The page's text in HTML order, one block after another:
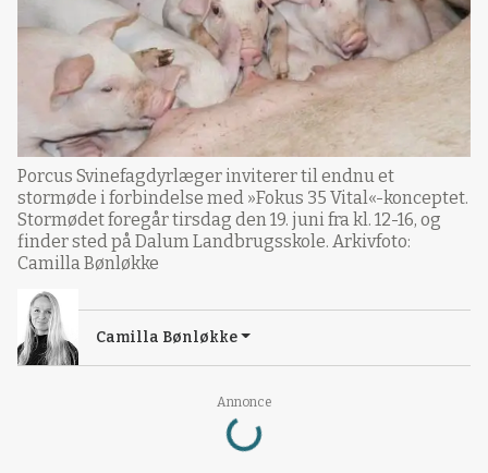
Annonce
Loading...
Porcus Svinefagdyrlæger inviterer til endnu et
stormøde i forbindelse med »Fokus 35 Vital«-konceptet.
Stormødet foregår tirsdag den 19. juni fra kl. 12-16, og
finder sted på Dalum Landbrugsskole. Arkivfoto:
Camilla Bønløkke
Camilla Bønløkke